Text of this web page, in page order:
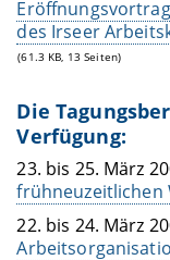
des Irseer
(61.3 KB, 13 Seiten)
Die
Verfügung:
23. bis 25. März
frühneuzeitlichen
22. bis 24. März